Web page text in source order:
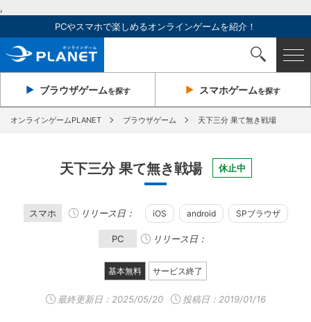
,
PCやスマホで楽しめるオンラインゲームを紹介！
ブラウザゲームを探す スマホゲームを探す
オンラインゲームPLANET ブラウザゲーム 天下三分 果て無き戦場
天下三分 果て無き戦場 休止中
スマホ リリース日： iOS android SPブラウザ
PC リリース日：
基本無料 サービス終了
最終更新日： 2025/05/20 投稿日：2019/01/16